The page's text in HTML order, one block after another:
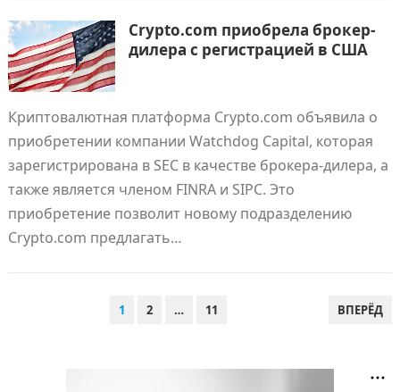
Crypto.com приобрела брокер-
дилера с регистрацией в США
Криптовалютная платформа Crypto.com объявила о
приобретении компании Watchdog Capital, которая
зарегистрирована в SEC в качестве брокера-дилера, а
также является членом FINRA и SIPC. Это
приобретение позволит новому подразделению
Crypto.com предлагать…
1 2 … 11 ВПЕРЁД